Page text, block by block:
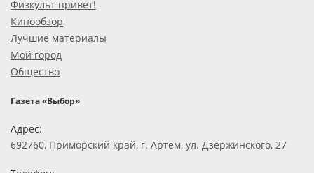
Физкульт привет!
Кинообзор
Лучшие материалы
Мой город
Общество
Газета «Выбор»
Адрес:
692760, Приморский край, г. Артем, ул. Дзержинского, 27